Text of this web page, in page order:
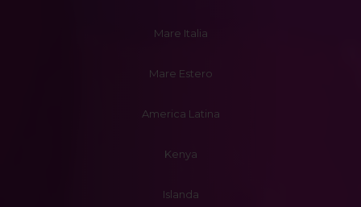
Mare Italia
Mare Estero
America Latina
Kenya
Islanda